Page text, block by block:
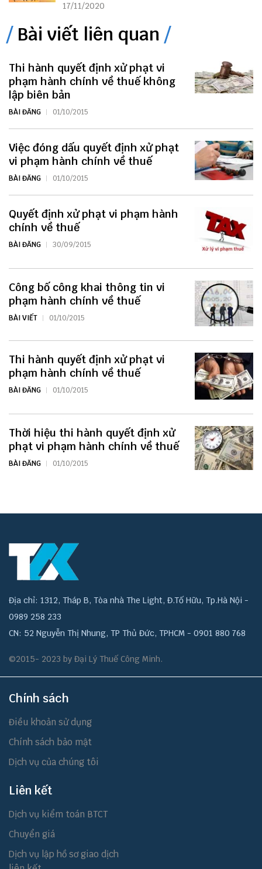
17/11/2020
Bài viết liên quan
Thi hành quyết định xử phạt vi
phạm hành chính về thuế không
lập biên bản
BÀI ĐĂNG 01/10/2015
Việc đóng dấu quyết định xử phạt
vi phạm hành chính về thuế
BÀI ĐĂNG 01/10/2015
Quyết định xử phạt vi phạm hành
chính về thuế
BÀI ĐĂNG 30/09/2015
Công bố công khai thông tin vi
phạm hành chính về thuế
BÀI VIẾT 01/10/2015
Thi hành quyết định xử phạt vi
phạm hành chính về thuế
BÀI ĐĂNG 01/10/2015
Thời hiệu thi hành quyết định xử
phạt vi phạm hành chính về thuế
BÀI ĐĂNG 01/10/2015
Địa chỉ: 1312, Tháp B, Tòa nhà The Light, Đ.Tố Hữu, Tp.Hà Nội -
0989 258 233
CN: 52 Nguyễn Thị Nhung, TP Thủ Đức, TPHCM - 0901 880 768
©2015- 2023 by Đại Lý Thuế Công Minh.
Chính sách
Điều khoản sử dụng
Chính sách bảo mật
Dịch vụ của chúng tôi
Liên kết
Dịch vụ kiểm toán BTCT
Chuyển giá
Dịch vụ lập hồ sơ giao dịch